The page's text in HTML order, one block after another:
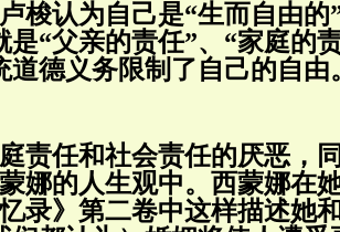
认为自己是“生而自由的
是“父亲的责任”、“家庭的
道德义务限制了自己的自由
责任和社会责任的厌恶，
娜的人生观中。西蒙娜在
录》第二卷中这样描述她